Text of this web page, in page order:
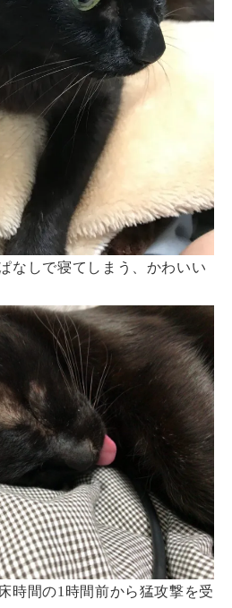
なしで寝てしまう、かわいい
時間の1時間前から猛攻撃を受